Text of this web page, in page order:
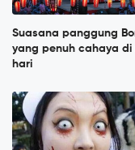
Suasana panggung
yang penuh cahaya di
hari